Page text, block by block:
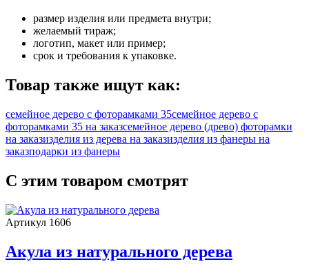
размер изделия или предмета внутри;
желаемый тираж;
логотип, макет или пример;
срок и требования к упаковке.
Товар также ищут как:
семейное дерево с фоторамками 35семейное дерево с
фоторамками 35 на заказсемейное дерево (древо) фоторамки
на заказизделия из дерева на заказизделия из фанеры на
заказподарки из фанеры
С этим товаром смотрят
Артикул 1606
Акула из натурального дерева